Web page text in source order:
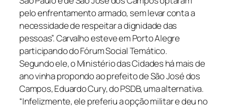
pelo enfrentamento armado, sem levar conta a
necessidade de respeitar a dignidade das
pessoas”. Carvalho esteve em Porto Alegre
participando do Fórum Social Temático.
Segundo ele, o Ministério das Cidades há mais de
ano vinha propondo ao prefeito de São José dos
Campos, Eduardo Cury, do PSDB, uma alternativa.
“Infelizmente, ele preferiu a opção militar e deu no